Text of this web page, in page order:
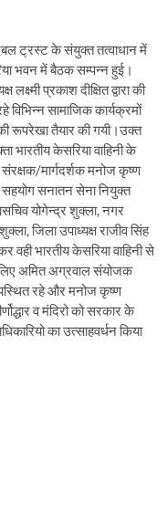
ट्रस्ट के संयुक्त तत्वाधान में
भवन में बैठक सम्पन्न हुई।
प्रकाश दीक्षित द्वारा की
विभिन्न सामाजिक कार्यक्रमों
रूपरेखा तैयार की गयी।उक्त
भारतीय केसरिया वाहिनी के
संरक्षक/मार्गदर्शक मनोज कृष्ण
सहयोग सनातन सेना नियुक्त
योगेन्द्र शुक्ला, नगर
जिला उपाध्यक्ष राजीव सिंह
वही भारतीय केसरिया वाहिनी से
अमित अग्रवाल संयोजक
रहे और मनोज कृष्ण
व मंदिरो को सरकार के
का उत्साहवर्धन किया